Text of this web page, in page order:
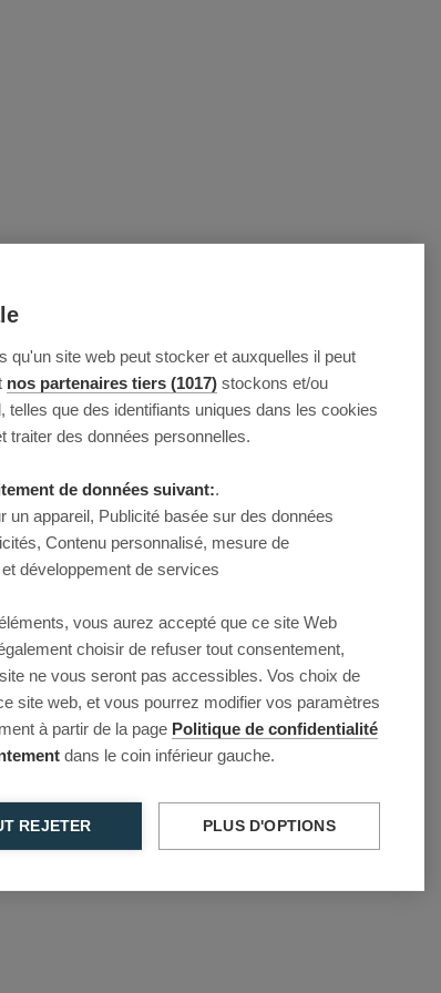
qu'un site web peut stocker et auxquelles il peut
nos partenaires tiers (1017) stockons et/ou
que des identifiants uniques dans les cookies
traiter des données personnelles.
de données suivant:.
appareil, Publicité basée sur des données
Contenu personnalisé, mesure de
développement de services
vous aurez accepté que ce site Web
choisir de refuser tout consentement,
ne vous seront pas accessibles. Vos choix de
site web, et vous pourrez modifier vos paramètres
à partir de la page Politique de confidentialité
dans le coin inférieur gauche.
REJETER PLUS D'OPTIONS
couldn’t load
or go back.